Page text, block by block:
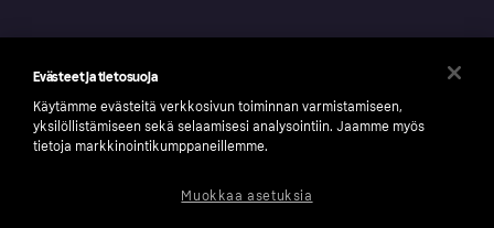
Evästeet ja tietosuoja
Käytämme evästeitä verkkosivun toiminnan varmistamiseen,
yksilöllistämiseen sekä selaamisesi analysointiin. Jaamme myös
tietoja markkinointikumppaneillemme.
Muokkaa asetuksia